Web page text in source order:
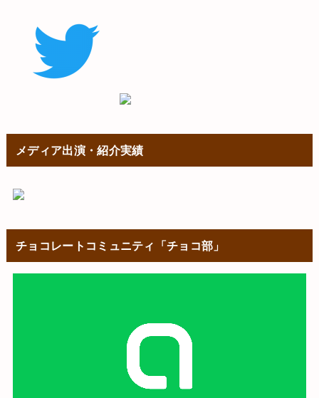
メディア出演・紹介実績
チョコレートコミュニティ「チョコ部」